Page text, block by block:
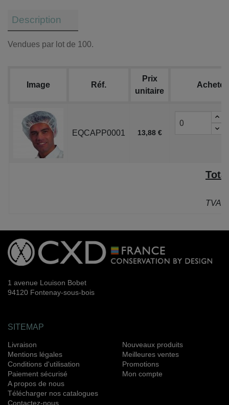
Description
Vendues par lot de 100.
Image Réf.
Prix
unitaire
Acheter
EQCAPP0001 13,88 €
Total
TVA:
1 avenue Louison Bobet
94120 Fontenay-sous-bois
SITEMAP
Livraison
Mentions légales
Conditions d'utilisation
Paiement sécurisé
A propos de nous
Télécharger nos catalogues
Contactez-nous
Nouveaux produits
Meilleures ventes
Promotions
Mon compte